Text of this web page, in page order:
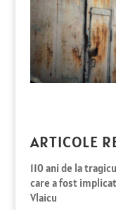
ARTICOLE
110 ani de la
care a fost
Vlaicu